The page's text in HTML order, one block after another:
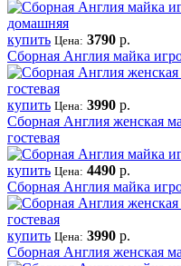
купить Цена: 3790 р.
Сборная Англия майка
купить Цена: 3990 р.
Сборная Англия женская
гостевая
купить Цена: 4490 р.
Сборная Англия майка
купить Цена: 3990 р.
Сборная Англия женская